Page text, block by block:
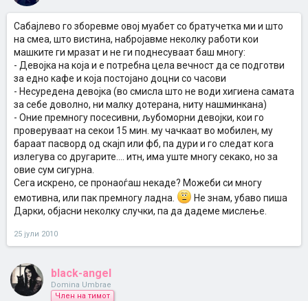
Сабајлево го зборевме овој муабет со братучетка ми и што
на смеа, што вистина, набројавме неколку работи кои
машките ги мразат и не ги поднесуваат баш многу:
- Девојка на која и е потребна цела вечност да се подготви
за едно кафе и која постојано доцни со часови
- Несуредена девојка (во смисла што не води хигиена самата
за себе доволно, ни малку дотерана, ниту нашминкана)
- Оние премногу посесивни, љубоморни девојки, кои го
проверуваат на секои 15 мин. му чачкаат во мобилен, му
бараат пасворд од скајп или фб, па дури и го следат кога
излегува со другарите.... итн, има уште многу секако, но за
овие сум сигурна.
Сега искрено, се пронаоѓаш некаде? Можеби си многу
емотивна, или пак премногу ладна.
Не знам, убаво пиша
Дарки, објасни неколку случки, па да дадеме мислење.
25 јули 2010
black-angel
Domina Umbrae
Член на тимот